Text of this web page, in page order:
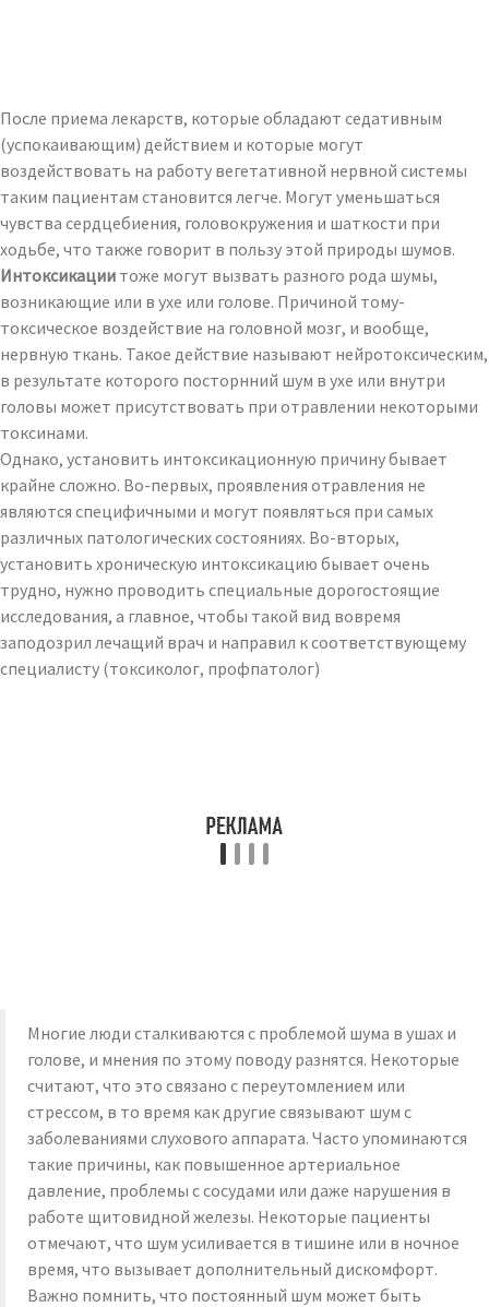
После приема лекарств, которые обладают седативным
(успокаивающим) действием и которые могут
воздействовать на работу вегетативной нервной системы
таким пациентам становится легче. Могут уменьшаться
чувства сердцебиения, головокружения и шаткости при
ходьбе, что также говорит в пользу этой природы шумов.
Интоксикации тоже могут вызвать разного рода шумы,
возникающие или в ухе или голове. Причиной тому-
токсическое воздействие на головной мозг, и вообще,
нервную ткань. Такое действие называют нейротоксическим,
в результате которого посторнний шум в ухе или внутри
головы может присутствовать при отравлении некоторыми
токсинами.
Однако, установить интоксикационную причину бывает
крайне сложно. Во-первых, проявления отравления не
являются специфичными и могут появляться при самых
различных патологических состояниях. Во-вторых,
установить хроническую интоксикацию бывает очень
трудно, нужно проводить специальные дорогостоящие
исследования, а главное, чтобы такой вид вовремя
заподозрил лечащий врач и направил к соответствующему
специалисту (токсиколог, профпатолог)
Многие люди сталкиваются с проблемой шума в ушах и
голове, и мнения по этому поводу разнятся. Некоторые
считают, что это связано с переутомлением или
стрессом, в то время как другие связывают шум с
заболеваниями слухового аппарата. Часто упоминаются
такие причины, как повышенное артериальное
давление, проблемы с сосудами или даже нарушения в
работе щитовидной железы. Некоторые пациенты
отмечают, что шум усиливается в тишине или в ночное
время, что вызывает дополнительный дискомфорт.
Важно помнить, что постоянный шум может быть